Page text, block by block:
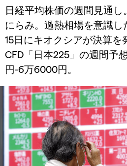
日経平均株価の週間見通
にらみ。過熱相場を意識し
15日にキオクシアが決算を
CFD「日本225」の週間予
円-6万6000円。